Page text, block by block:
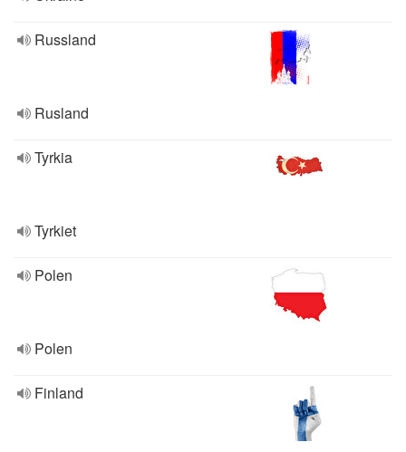
Russland
Rusland
Tyrkia
Tyrkiet
Polen
Polen
Finland